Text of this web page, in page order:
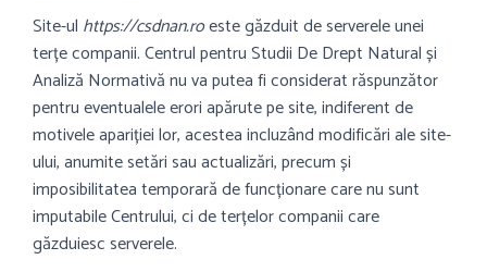
Site-ul https://csdnan.roeste găzduit de serverele unei
terțe companii. Centrul pentru Studii De Drept Natural și
Analiză Normativă nu va putea fi considerat răspunzător
pentru eventualele erori apărute pe site, indiferent de
motivele apariției lor, acestea incluzând modificări ale site-
ului, anumite setări sau actualizări, precum și
imposibilitatea temporară de funcționare care nu sunt
imputabile Centrului, ci de terțelor companii care
găzduiesc serverele.